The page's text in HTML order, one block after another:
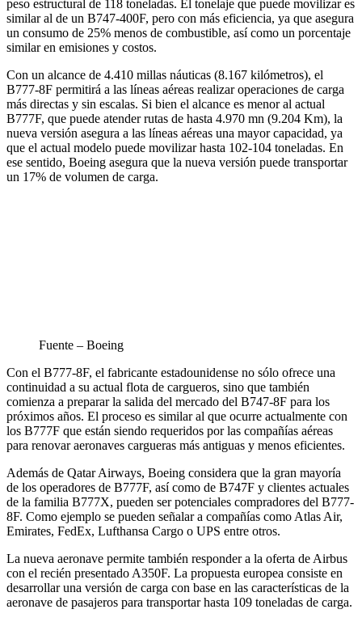
peso estructural de 118 toneladas. El tonelaje que puede movilizar es
similar al de un B747-400F, pero con más eficiencia, ya que asegura
un consumo de 25% menos de combustible, así como un porcentaje
similar en emisiones y costos.
Con un alcance de 4.410 millas náuticas (8.167 kilómetros), el
B777-8F permitirá a las líneas aéreas realizar operaciones de carga
más directas y sin escalas. Si bien el alcance es menor al actual
B777F, que puede atender rutas de hasta 4.970 mn (9.204 Km), la
nueva versión asegura a las líneas aéreas una mayor capacidad, ya
que el actual modelo puede movilizar hasta 102-104 toneladas. En
ese sentido, Boeing asegura que la nueva versión puede transportar
un 17% de volumen de carga.
Fuente – Boeing
Con el B777-8F, el fabricante estadounidense no sólo ofrece una
continuidad a su actual flota de cargueros, sino que también
comienza a preparar la salida del mercado del B747-8F para los
próximos años. El proceso es similar al que ocurre actualmente con
los B777F que están siendo requeridos por las compañías aéreas
para renovar aeronaves cargueras más antiguas y menos eficientes.
Además de Qatar Airways, Boeing considera que la gran mayoría
de los operadores de B777F, así como de B747F y clientes actuales
de la familia B777X, pueden ser potenciales compradores del B777-
8F. Como ejemplo se pueden señalar a compañías como Atlas Air,
Emirates, FedEx, Lufthansa Cargo o UPS entre otros.
La nueva aeronave permite también responder a la oferta de Airbus
con el recién presentado A350F. La propuesta europea consiste en
desarrollar una versión de carga con base en las características de la
aeronave de pasajeros para transportar hasta 109 toneladas de carga.